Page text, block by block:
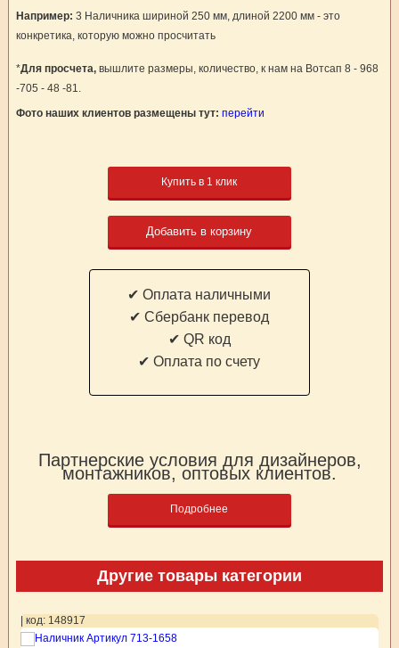
Например: 3 Наличника шириной 250 мм, длиной 2200 мм - это
конкретика, которую можно просчитать
*Для просчета,вышлите размеры, количество, к нам на Вотсап 8 - 968
-705 - 48 -81.
Фото наших клиентов размещены тут: перейти
Купить в 1 клик
Добавить в корзину
✔ Оплата наличными
✔ Cбербанк перевод
✔ QR код
✔ Оплата по счету
Партнерские условия для дизайнеров,
монтажников, оптовых клиентов.
Подробнее
Другие товары категории
| код: 148917